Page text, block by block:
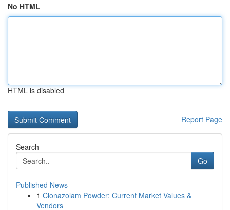
No HTML
HTML is disabled
Report Page
Search
Go
Published News
1 Clonazolam Powder: Current Market Values &
Vendors